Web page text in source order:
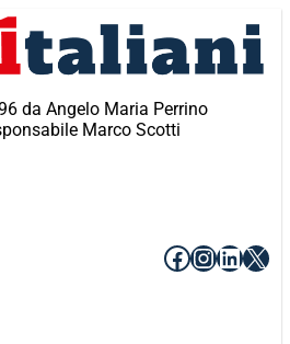
da Angelo Maria Perrino
Marco Scotti
Facebook
X